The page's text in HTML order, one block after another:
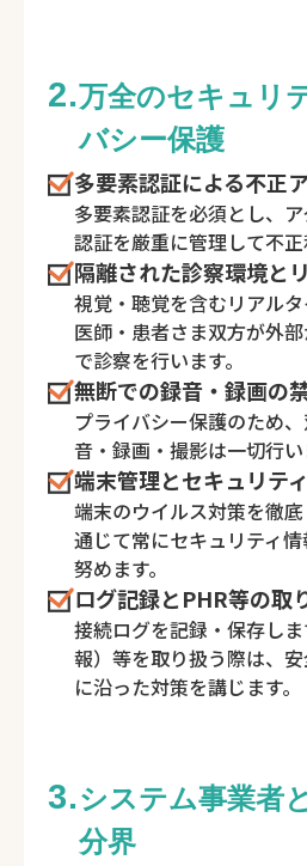
2.万全のセキュリ
バシー保護
多要素認証による不正
多要素認証を必須とし、
認証を厳重に管理して不正
隔離された診察環境と
視覚・聴覚を含むリアルタ
医師・患者さま双方が外
で診察を行います。
無断での録音・録画の
プライバシー保護のため
音・録画・撮影は一切行い
端末管理とセキュリテ
端末のウイルス対策を徹
通じて常にセキュリティ
努めます。
ログ記録とPHR等の取
接続ログを記録・保存し
報）等を取り扱う際は、
に沿った対策を講じます。
3.システム事業者
分界